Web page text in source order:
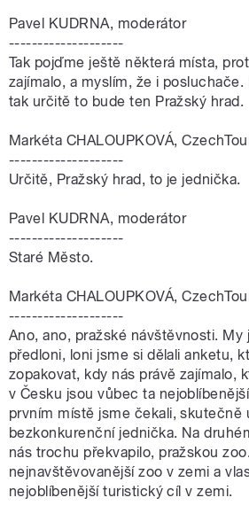
Pavel KUDRNA, moderátor
--------------------
Tak pojďme ještě některá místa,
zajímalo, a myslím, že i posluchače.
tak určitě to bude ten Pražský hrad.
Markéta CHALOUPKOVÁ,
--------------------
Určitě, Pražský hrad, to je jednička.
Pavel KUDRNA, moderátor
--------------------
Staré Město.
Markéta CHALOUPKOVÁ,
--------------------
Ano, ano, pražské návštěvnosti.
předloni, loni jsme si dělali anketu,
zopakovat, kdy nás právě zajímalo,
v Česku jsou vůbec ta
prvním místě jsme čekali, skutečně
bezkonkurenční jednička. Na
nás trochu překvapilo, pražskou
nejnavštěvovanější zoo v zemi a
nejoblíbenější turistický cíl v zemi.